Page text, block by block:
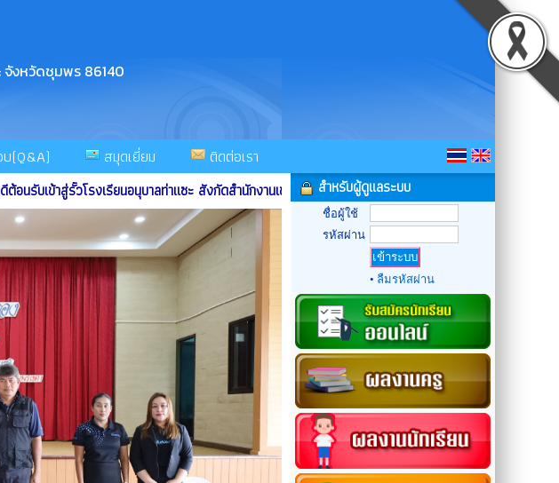
จังหวัดชุมพร 86140
(Q&A) สมุดเยี่ยม ติดต่อเรา
รับเข้าสู่รั้วโรงเรียนอนุบาลท่าแซะ สังกัดสำนักงานเขตพื้นที่การศึกษาประถมศึกษาชุมพร เขต 1 ....
สำหรับผู้ดูแลระบบ
ชื่อผู้ใช้
รหัสผ่าน
• ลืมรหัสผ่าน